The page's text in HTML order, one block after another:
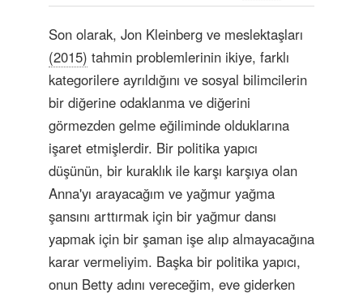
Son olarak, Jon Kleinberg ve meslektaşları
(2015) tahmin problemlerinin ikiye, farklı
kategorilere ayrıldığını ve sosyal bilimcilerin
bir diğerine odaklanma ve diğerini
görmezden gelme eğiliminde olduklarına
işaret etmişlerdir. Bir politika yapıcı
düşünün, bir kuraklık ile karşı karşıya olan
Anna'yı arayacağım ve yağmur yağma
şansını arttırmak için bir yağmur dansı
yapmak için bir şaman işe alıp almayacağına
karar vermeliyim. Başka bir politika yapıcı,
onun Betty adını vereceğim, eve giderken